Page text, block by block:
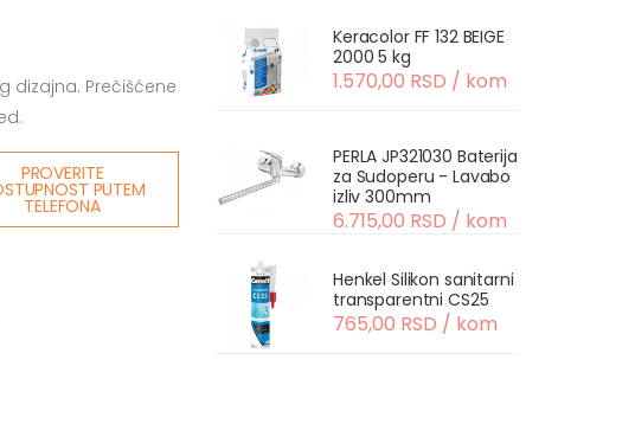
dizajna. Prečišćene
PROVERITE
PUTEM
TELEFONA
Keracolor FF 132 BEIGE
2000 5 kg
1.570,00 RSD / kom
PERLA JP321030 Baterija
za Sudoperu - Lavabo
izliv 300mm
6.715,00 RSD / kom
Henkel Silikon sanitarni
transparentni CS25
765,00 RSD / kom